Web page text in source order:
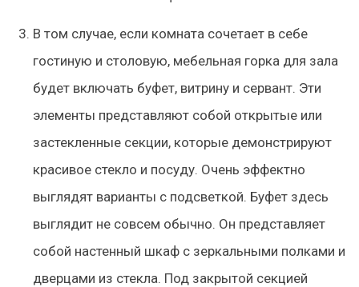
В том случае, если комната сочетает в себе
гостиную и столовую, мебельная горка для зала
будет включать буфет, витрину и сервант. Эти
элементы представляют собой открытые или
застекленные секции, которые демонстрируют
красивое стекло и посуду. Очень эффектно
выглядят варианты с подсветкой. Буфет здесь
выглядит не совсем обычно. Он представляет
собой настенный шкаф с зеркальными полками и
дверцами из стекла. Под закрытой секцией